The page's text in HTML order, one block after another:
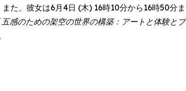
、彼女は6月4日 (木) 16時10分から16時50分ま
五感のための架空の世界の構築：アートと体験と